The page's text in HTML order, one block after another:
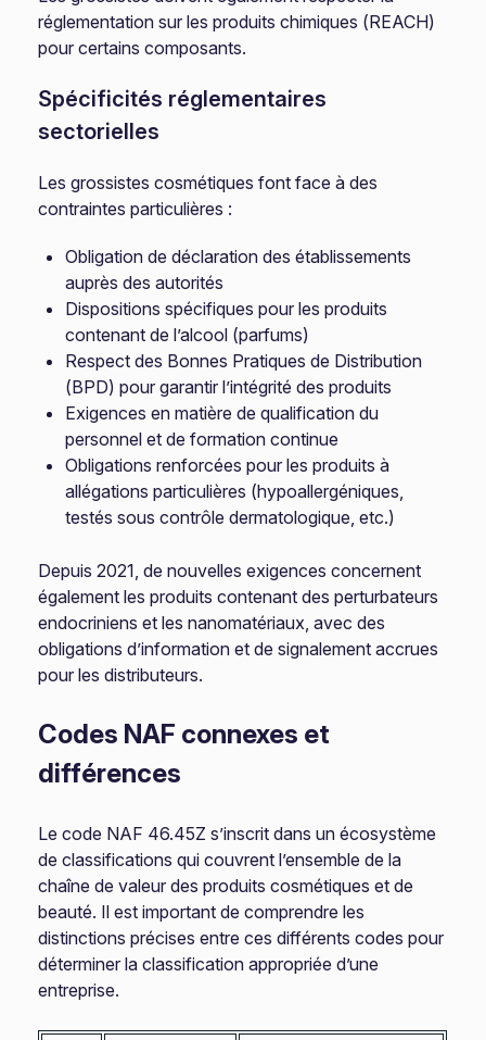
réglementation sur les produits chimiques (REACH)
pour certains composants.
Spécificités réglementaires
sectorielles
Les grossistes cosmétiques font face à des
contraintes particulières :
Obligation de déclaration des établissements
auprès des autorités
Dispositions spécifiques pour les produits
contenant de l’alcool (parfums)
Respect des Bonnes Pratiques de Distribution
(BPD) pour garantir l’intégrité des produits
Exigences en matière de qualification du
personnel et de formation continue
Obligations renforcées pour les produits à
allégations particulières (hypoallergéniques,
testés sous contrôle dermatologique, etc.)
Depuis 2021, de nouvelles exigences concernent
également les produits contenant des perturbateurs
endocriniens et les nanomatériaux, avec des
obligations d’information et de signalement accrues
pour les distributeurs.
Codes NAF connexes et
différences
Le code NAF 46.45Z s’inscrit dans un écosystème
de classifications qui couvrent l’ensemble de la
chaîne de valeur des produits cosmétiques et de
beauté. Il est important de comprendre les
distinctions précises entre ces différents codes pour
déterminer la classification appropriée d’une
entreprise.